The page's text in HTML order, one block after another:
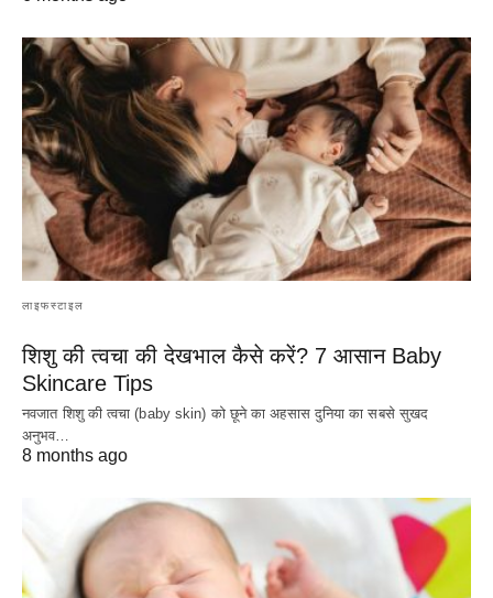
लाइफस्टाइल
शिशु की त्वचा की देखभाल कैसे करें? 7 आसान Baby
Skincare Tips
नवजात शिशु की त्वचा (baby skin) को छूने का अहसास दुनिया का सबसे सुखद
अनुभव…
8 months ago